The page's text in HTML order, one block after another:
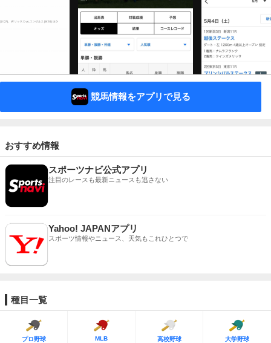
競馬情報をアプリで見る
おすすめ情報
スポーツナビ公式アプリ
注目のレースも最新ニュースも逃さない
Yahoo! JAPANアプリ
スポーツ情報やニュース、天気もこれひとつで
種目一覧
プロ野球 MLB 高校野球 大学野球